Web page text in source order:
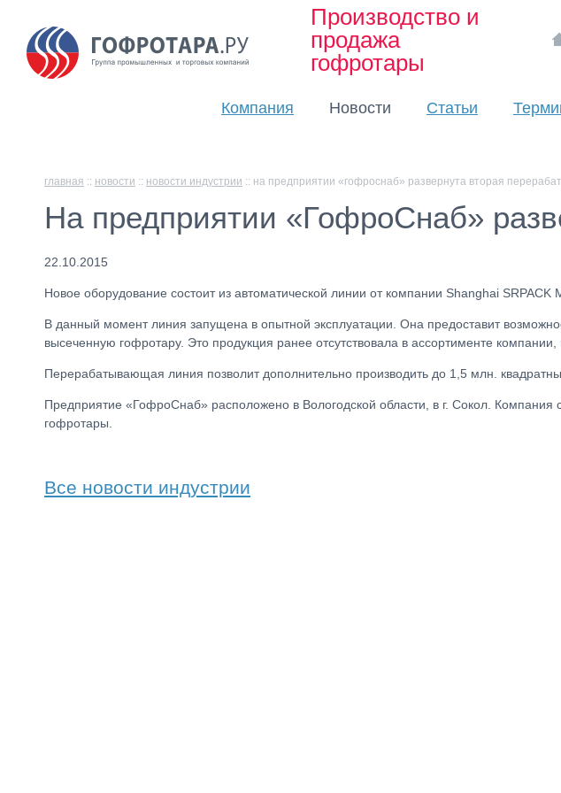
Производство и
продажа
гофротары
Компания Новости Статьи
главная :: новости :: новости индустрии :: на предприятии «гофроснаб» развернута вторая
На предприятии «ГофроСнаб»
22.10.2015
Новое оборудование состоит из автоматической линии от компании Shanghai
В данный момент линия запущена в опытной эксплуатации. Она предоставит
высеченную гофротару. Это продукция ранее отсутствовала в ассортименте
Перерабатывающая линия позволит дополнительно производить до 1,5 млн.
Предприятие «ГофроСнаб» расположено в Вологодской области, в г. Сокол. Компания
гофротары.
Все новости индустрии